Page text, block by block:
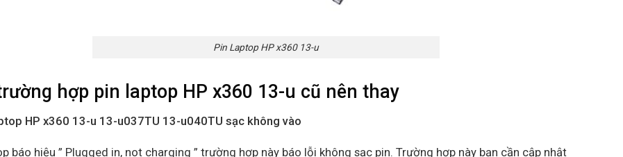
Pin Laptop HP x360 13-u
hợp pin laptop HP x360 13-u cũ nên thay
HP x360 13-u 13-u037TU 13-u040TU sạc không vào
báo hiệu ” Plugged in, not charging ” trường hợp này báo lỗi không sạc pin. Trường hợp này bạn cần cập nhật